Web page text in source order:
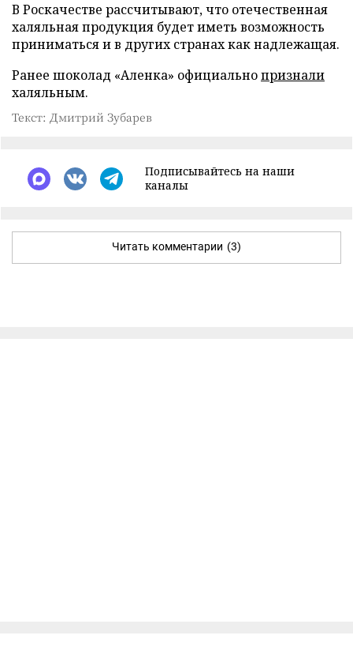
В Роскачестве рассчитывают, что отечественная
халяльная продукция будет иметь возможность
приниматься и в других странах как надлежащая.
Ранее шоколад «Аленка» официальнопризнали
халяльным.
Текст: Дмитрий Зубарев
Подписывайтесь на наши
каналы
Читать комментарии (3)